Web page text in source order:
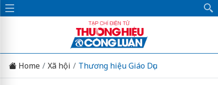
Home Xã hội Thương hiệu Giáo Dục